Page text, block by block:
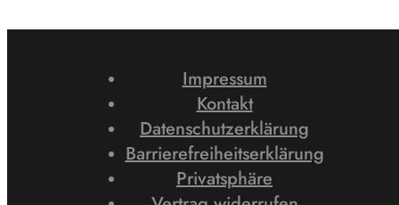
Impressum
Kontakt
Datenschutzerklärung
Barrierefreiheitserklärung
Privatsphäre